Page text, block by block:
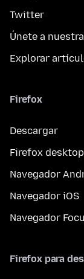
Twitter
Únete a
Explorar
Firefox
Descargar
Firefox desktop
Navegador
Navegador iOS
Navegador
Firefox para